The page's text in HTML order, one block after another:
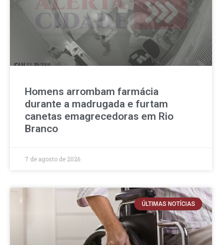
Homens arrombam farmácia
durante a madrugada e furtam
canetas emagrecedoras em Rio
Branco
7 de agosto de 2026
ÚLTIMAS NOTÍCIAS